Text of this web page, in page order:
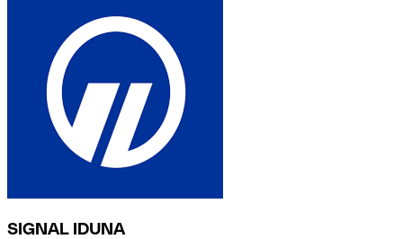
SIGNAL IDUNA